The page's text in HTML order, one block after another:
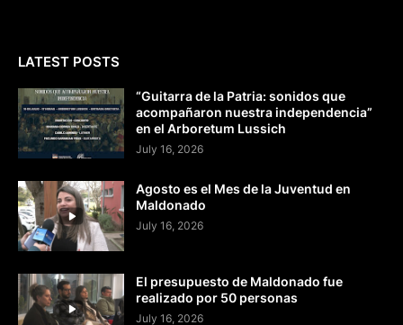
LATEST POSTS
“Guitarra de la Patria: sonidos que
acompañaron nuestra independencia”
en el Arboretum Lussich
July 16, 2026
Agosto es el Mes de la Juventud en
Maldonado
July 16, 2026
El presupuesto de Maldonado fue
realizado por 50 personas
July 16, 2026